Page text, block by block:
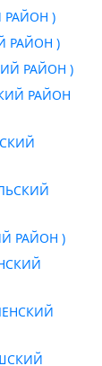
РАЙОН )
РАЙОН )
РАЙОН )
РАЙОН
РАЙОН )